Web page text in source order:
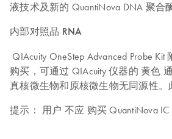
液技术及新的 QuantiNova DNA 聚
内部对照品 RNA
QIAcuity OneStep Advanced Probe
购买，可通过 QIAcuity 仪器的 黄色
真核微生物和原核微生物无同源性
提示： 用户 不应 购买 QuantiNova